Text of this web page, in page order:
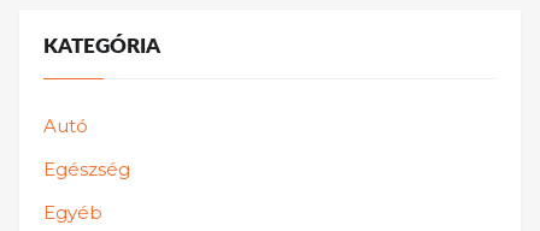
KATEGÓRIA
Autó
Egészség
Egyéb